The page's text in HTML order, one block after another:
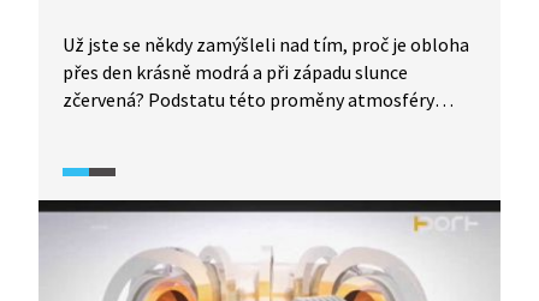
Už jste se někdy zamýšleli nad tím, proč je obloha
přes den krásně modrá a při západu slunce
zčervená? Podstatu této proměny atmosféry
pouze malé akvárium s vodou, půl šálku mléka
a silnější zdroj bílého světla. Za touto záhadou